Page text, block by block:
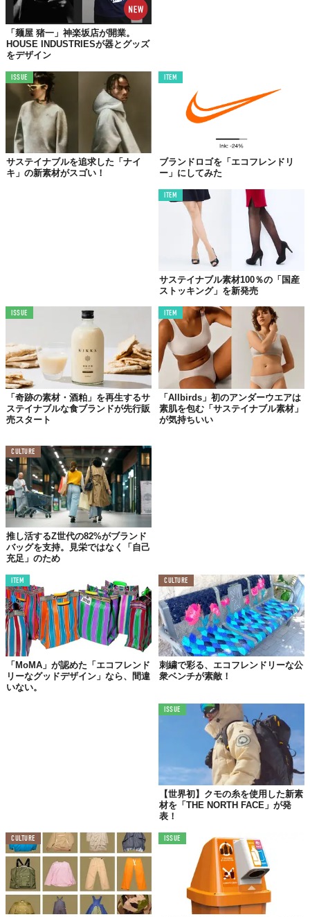
©KUMAE BANANA PAPER PRODUCTS
Top image: ©
TABI LABO
「麺屋 猪一」神楽坂店が開業。
HOUSE INDUSTRIESが器とグッズ
をデザイン
ISSUE
サステイナブルを追求した「ナイ
キ」の新素材がスゴい！
ITEM
ブランドロゴを「エコフレンドリ
ー」にしてみた
ITEM
サステイナブル素材100％の「国産
ストッキング」を新発売
ISSUE
「奇跡の素材・酒粕」を再生するサ
ステイナブルな食ブランドが先行販
売スタート
ITEM
「Allbirds」初のアンダーウエアは
素肌を包む「サステイナブル素材」
が気持ちいい
CULTURE
推し活するZ世代の82%がブランド
バッグを支持。見栄ではなく「自己
充足」のため
ITEM
「MoMA」が認めた「エコフレンド
リーなグッドデザイン」なら、間違
いない。
CULTURE
刺繍で彩る、エコフレンドリーな公
衆ベンチが素敵！
ISSUE
【世界初】クモの糸を使用した新素
材を「THE NORTH FACE」が発
表！
CULTURE ISSUE